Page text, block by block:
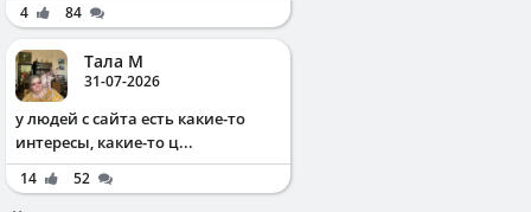
4 84
Тала М
31-07-2026
у людей с сайта есть какие-то
интересы, какие-то ц...
14
52